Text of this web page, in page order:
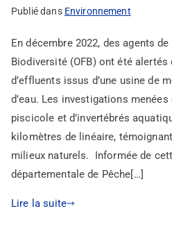
Publié dans Environnement
En décembre 2022, des agents
Biodiversité (OFB) ont été alertés
d’effluents issus d’une usine de
d’eau. Les investigations
piscicole et d’invertébrés
kilomètres de linéaire,
milieux naturels. Informée de
départementale de Pêche[…]
Lire la suite